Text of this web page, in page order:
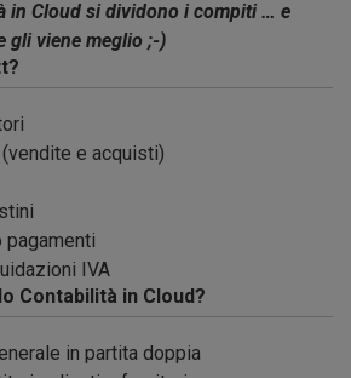
in Cloud si dividono i compiti … e
gli viene meglio ;-)
e acquisti)
pagamenti
IVA
Contabilità in Cloud?
in partita doppia